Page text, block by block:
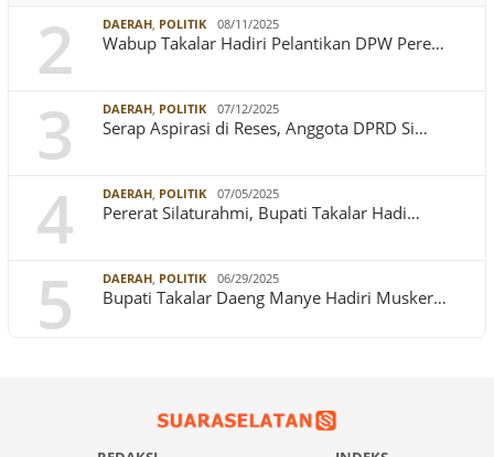
2 DAERAH, POLITIK 08/11/2025
Wabup Takalar Hadiri Pelantikan DPW Pere…
3 DAERAH, POLITIK 07/12/2025
Serap Aspirasi di Reses, Anggota DPRD Si…
4 DAERAH, POLITIK 07/05/2025
Pererat Silaturahmi, Bupati Takalar Hadi…
5 DAERAH, POLITIK 06/29/2025
Bupati Takalar Daeng Manye Hadiri Musker…